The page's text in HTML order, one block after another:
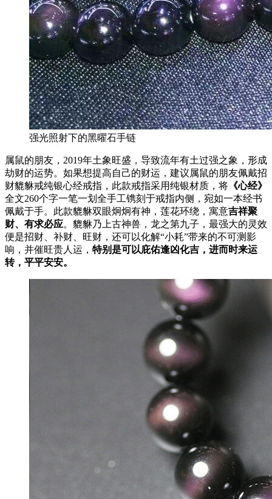
强光照射下的黑曜石手链
属鼠的朋友，2019年土象旺盛，导致流年有土过强之象，形成
劫财的运势。如果想提高自己的财运，建议属鼠的朋友佩戴招
财貔貅戒纯银心经戒指，此款戒指采用纯银材质，将 《心经》
全文260个字一笔一划全手工镌刻于戒指内侧，宛如一本经书
佩戴于手。此款貔貅双眼炯炯有神，莲花环绕，寓意吉祥聚
财、有求必应。貔貅乃上古神兽，龙之第九子，最强大的灵效
便是招财、补财、旺财，还可以化解“小耗”带来的不可测影
响，并催旺贵人运， 特别是可以庇佑逢凶化吉，进而时来运
转，平平安安。